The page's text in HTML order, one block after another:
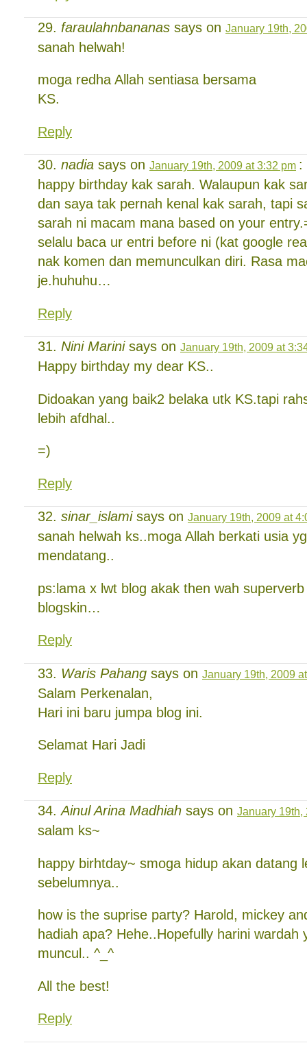
faraulahnbananas says on January 19th,
sanah helwah!
moga redha Allah sentiasa bersama
KS.
Reply
nadia says on January 19th, 2009 at 3:32 pm :
happy birthday kak sarah. Walaupun kak
dan saya tak pernah kenal kak sarah, tapi
sarah ni macam mana based on your
selalu baca ur entri before ni (kat google
nak komen dan memunculkan diri. Rasa
je.huhuhu…
Reply
Nini Marinisays on January 19th, 2009 at
Happy birthday my dear KS..
Didoakan yang baik2 belaka utk KS.tapi
lebih afdhal..
=)
Reply
sinar_islamisays on January 19th, 2009 at
sanah helwah ks..moga Allah berkati usia
mendatang..
ps:lama x lwt blog akak then wah
blogskin…
Reply
Waris Pahang says on January 19th, 2009
Salam Perkenalan,
Hari ini baru jumpa blog ini.
Selamat Hari Jadi
Reply
Ainul Arina Madhiah says on January 19th,
salam ks~
happy birhtday~ smoga hidup akan datang
sebelumnya..
how is the suprise party? Harold, mickey
hadiah apa? Hehe..Hopefully harini wardah
muncul.. ^_^
All the best!
Reply